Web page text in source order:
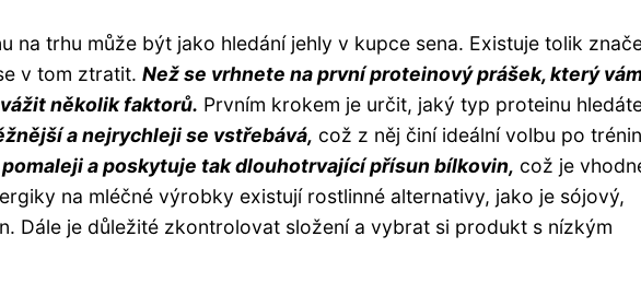
na trhu může být jako hledání jehly v kupce sena. Existuje tolik
v tom ztratit. Než se vrhnete na první proteinový prášek, který
několik faktorů. Prvním krokem je určit, jaký typ proteinu
a nejrychleji se vstřebává, což z něj činí ideální volbu po
a poskytuje tak dlouhotrvající přísun bílkovin, což je
na mléčné výrobky existují rostlinné alternativy, jako je sójový,
Dále je důležité zkontrolovat složení a vybrat si produkt s nízkým